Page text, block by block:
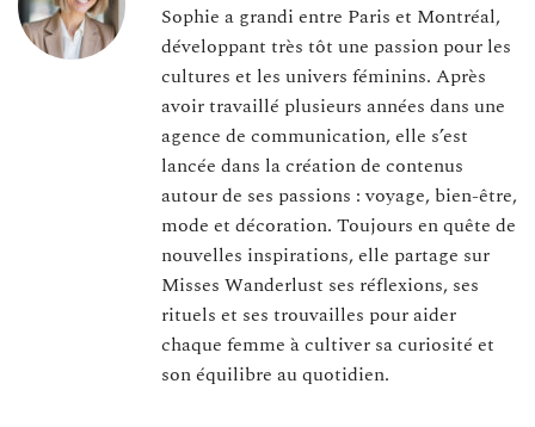
Sophie a grandi entre Paris et Montréal,
développant très tôt une passion pour les
cultures et les univers féminins. Après
avoir travaillé plusieurs années dans une
agence de communication, elle s’est
lancée dans la création de contenus
autour de ses passions : voyage, bien-être,
mode et décoration. Toujours en quête de
nouvelles inspirations, elle partage sur
Misses Wanderlust ses réflexions, ses
rituels et ses trouvailles pour aider
chaque femme à cultiver sa curiosité et
son équilibre au quotidien.